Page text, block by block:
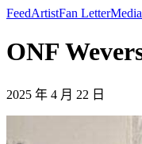
FeedArtistFan LetterMedia
ONF
2025 年 4 月 22 日